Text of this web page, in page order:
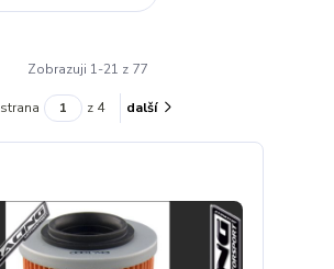
Zobrazuji 1-21 z 77
strana z 4 další